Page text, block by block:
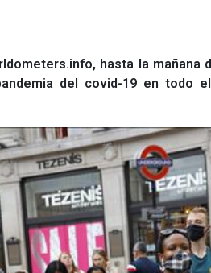
hasta la
del covid-19 en todo